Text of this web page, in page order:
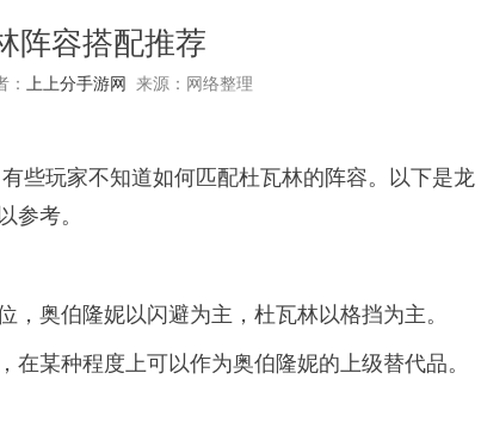
阵容搭配推荐
上上分手游网 来源：网络整理
些玩家不知道如何匹配杜瓦林的阵容。以下是龙
考。
奥伯隆妮以闪避为主，杜瓦林以格挡为主。
某种程度上可以作为奥伯隆妮的上级替代品。